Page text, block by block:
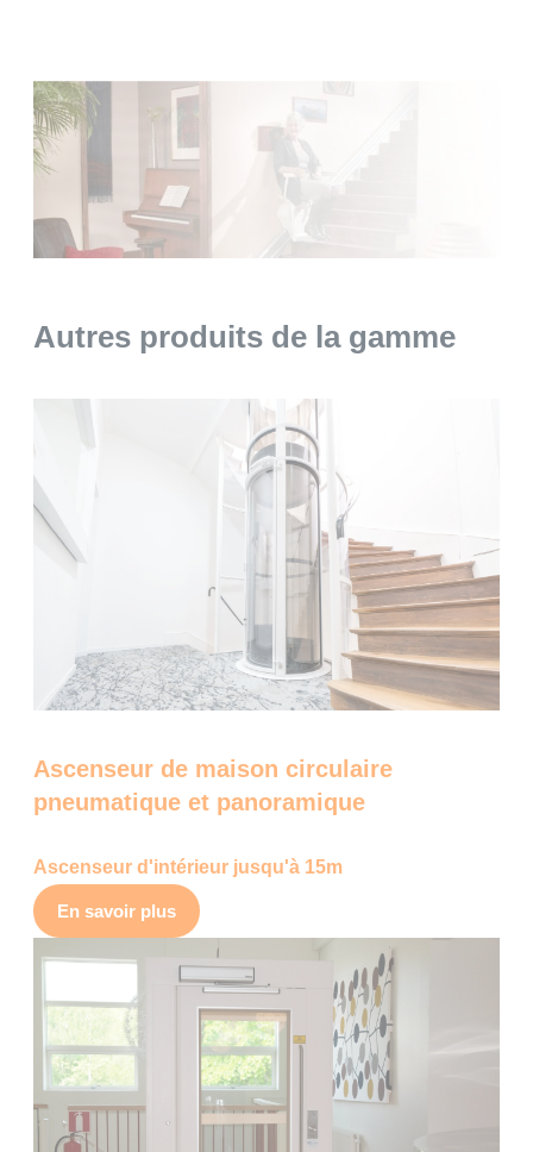
Autres produits de la gamme
Ascenseur de maison circulaire
pneumatique et panoramique
Ascenseur d'intérieur jusqu'à 15m
En savoir plus